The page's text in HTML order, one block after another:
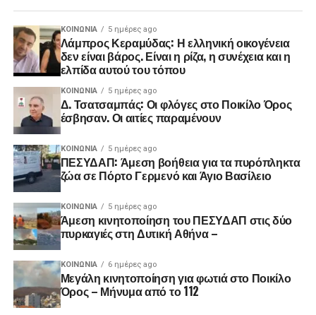
ΚΟΙΝΩΝΊΑ 5 ημέρες ago
Λάμπρος Κεραμύδας: Η ελληνική οικογένεια
δεν είναι βάρος. Είναι η ρίζα, η συνέχεια και η
ελπίδα αυτού του τόπου
ΚΟΙΝΩΝΊΑ 5 ημέρες ago
Δ. Τσατσαμπάς: Οι φλόγες στο Ποικίλο Όρος
έσβησαν. Οι αιτίες παραμένουν
ΚΟΙΝΩΝΊΑ 5 ημέρες ago
ΠΕΣΥΔΑΠ: Άμεση βοήθεια για τα πυρόπληκτα
ζώα σε Πόρτο Γερμενό και Άγιο Βασίλειο
ΚΟΙΝΩΝΊΑ 5 ημέρες ago
Άμεση κινητοποίηση του ΠΕΣΥΔΑΠ στις δύο
πυρκαγιές στη Δυτική Αθήνα –
ΚΟΙΝΩΝΊΑ 6 ημέρες ago
Μεγάλη κινητοποίηση για φωτιά στο Ποικίλο
Όρος – Μήνυμα από το 112